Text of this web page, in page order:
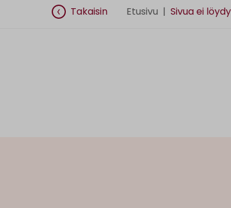
Takaisin Etusivu | Sivua ei löydy